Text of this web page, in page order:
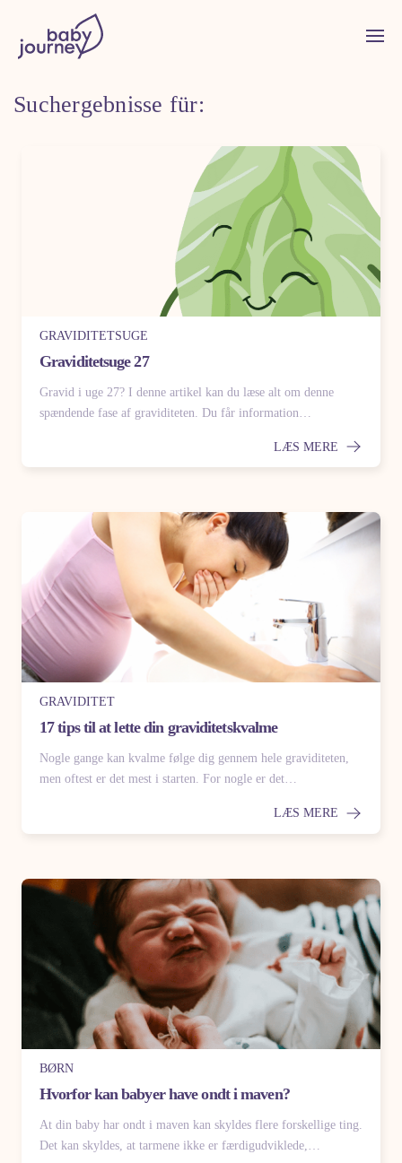
Suchergebnisse für:
GRAVIDITETSUGE
Graviditetsuge 27
Gravid i uge 27? I denne artikel kan du læse alt om denne
spændende fase af graviditeten. Du får information…
LÆS MERE
GRAVIDITET
17 tips til at lette din graviditetskvalme
Nogle gange kan kvalme følge dig gennem hele graviditeten,
men oftest er det mest i starten. For nogle er det…
LÆS MERE
BØRN
Hvorfor kan babyer have ondt i maven?
At din baby har ondt i maven kan skyldes flere forskellige ting.
Det kan skyldes, at tarmene ikke er færdigudviklede,…